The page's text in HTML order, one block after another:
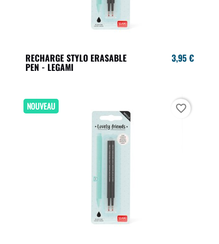
RECHARGE STYLO ERASABLE
PEN - LEGAMI
3,95 €
NOUVEAU favorite_border